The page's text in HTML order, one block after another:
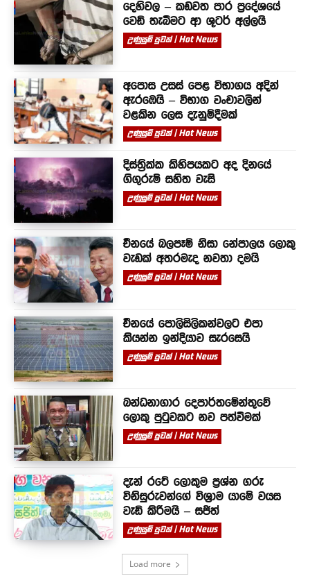
දෙහිවල – කඩවත පාර ප්‍රදේශයේ
වෙඩි තැබීමට ආ ශූටර් අල්ලයි
උණුසුම් පුවත් | Hot News
අපොස උසස් පෙළ විභාගය අදින්
ඇරඹෙයි – විභාග වංචාවලින්
වළකින ලෙස දැනුම්දීමක්
උණුසුම් පුවත් | Hot News
දිස්ත්‍රික්ක කිහිපයකට අද දිනයේ
ගිගුරුම් සහිත වැසි
උණුසුම් පුවත් | Hot News
චීනයේ බලපෑම් නිසා නේපාලය ලොකු
වැඩක් අතරමැද නවතා දමයි
උණුසුම් පුවත් | Hot News
චීනයේ පොලිසිලිකන්වලට එපා
කියන්න ඉන්දියාව සැරසෙයි
උණුසුම් පුවත් | Hot News
බන්ධනාගාර දෙපාර්තමේන්තුවේ
ලොකු පුටුවකට නව පත්වීමක්
උණුසුම් පුවත් | Hot News
දැන් රටේ ලොකුම ප්‍රශ්න ගරු
විනිසුරුවන්ගේ විශ්‍රාම යාමේ වයස
වැඩි කිරීමයි – සජිත්
උණුසුම් පුවත් | Hot News
Load more